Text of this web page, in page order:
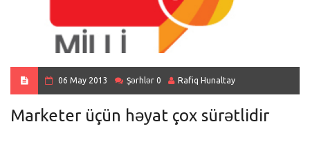
06 May 2013 Şərhlər 0 Rafiq Hunaltay
Marketer üçün həyat çox sürətlidir